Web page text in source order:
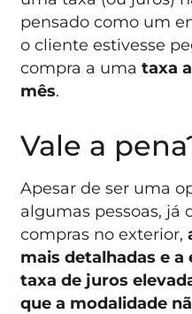
pensado como um
o cliente estivesse
compra a uma taxa
mês.
Vale a
Apesar de ser uma
algumas pessoas, já
compras no exterior,
mais detalhadas e a
taxa de juros
que a modalidade